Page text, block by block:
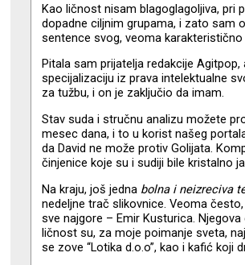
Kao ličnost nisam blagoglagoljiva, pri
dopadne ciljnim grupama, i zato sam
sentence svog, veoma
Pitala sam prijatelja redakcije
specijalizaciju iz prava intelektualne
za tužbu, i on je zaključio da imam.
Stav suda i stručnu analizu možete
mesec dana, i to u korist našeg
da David ne može protiv Golijata.
činjenice koje su i sudiji bile kristalno
Na kraju, još jedna bolna i neizreciva
nedeljne trač slikovnice. Veoma
sve najgore – Emir Kusturica.
ličnost su, za moje poimanje sveta,
se zove “Lotika d.o.o”, kao i kafić koji